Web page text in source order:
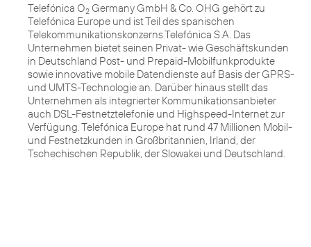
Telefónica O2 Germany GmbH & Co. OHG gehört zu
Telefónica Europe und ist Teil des spanischen
Telekommunikationskonzerns Telefónica S.A. Das
Unternehmen bietet seinen Privat- wie Geschäftskunden
in Deutschland Post- und Prepaid-Mobilfunkprodukte
sowie innovative mobile Datendienste auf Basis der GPRS-
und UMTS-Technologie an. Darüber hinaus stellt das
Unternehmen als integrierter Kommunikationsanbieter
auch DSL-Festnetztelefonie und Highspeed-Internet zur
Verfügung. Telefónica Europe hat rund 47 Millionen Mobil-
und Festnetzkunden in Großbritannien, Irland, der
Tschechischen Republik, der Slowakei und Deutschland.